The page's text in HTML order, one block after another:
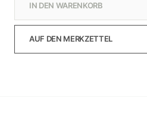
IN DEN WARENKORB
AUF DEN MERKZETTEL